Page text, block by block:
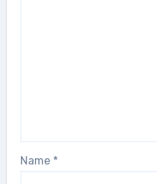
Name *